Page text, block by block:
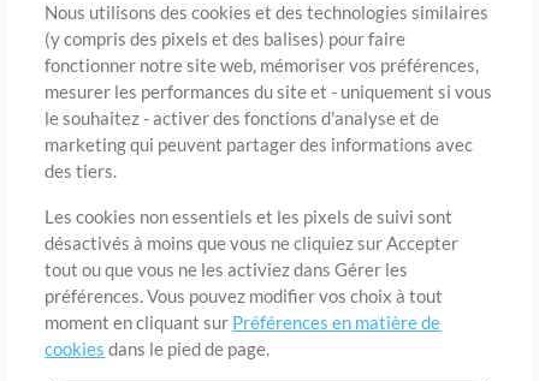
Nous utilisons des cookies et des technologies similaires
(y compris des pixels et des balises) pour faire
fonctionner notre site web, mémoriser vos préférences,
mesurer les performances du site et - uniquement si vous
le souhaitez - activer des fonctions d'analyse et de
marketing qui peuvent partager des informations avec
des tiers.
Les cookies non essentiels et les pixels de suivi sont
désactivés à moins que vous ne cliquiez sur Accepter
tout ou que vous ne les activiez dans Gérer les
préférences. Vous pouvez modifier vos choix à tout
moment en cliquant sur Préférences en matière de
cookies dans le pied de page.
S’inscrireMot de passe oublié? Connexion
matière de cookies
Contact
©2006-2026 par MultiTracks LLC. Tous droits réservés.